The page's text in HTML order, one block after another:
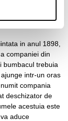
in anul 1898,
companiei din
bumbacul trebuia
intr-un oras
compania
deschizator de
acestuia este
aduce